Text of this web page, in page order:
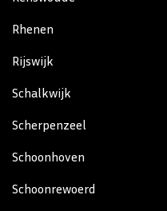
Rhenen
Rijswijk
Schalkwijk
Scherpenzeel
Schoonhoven
Schoonrewoerd